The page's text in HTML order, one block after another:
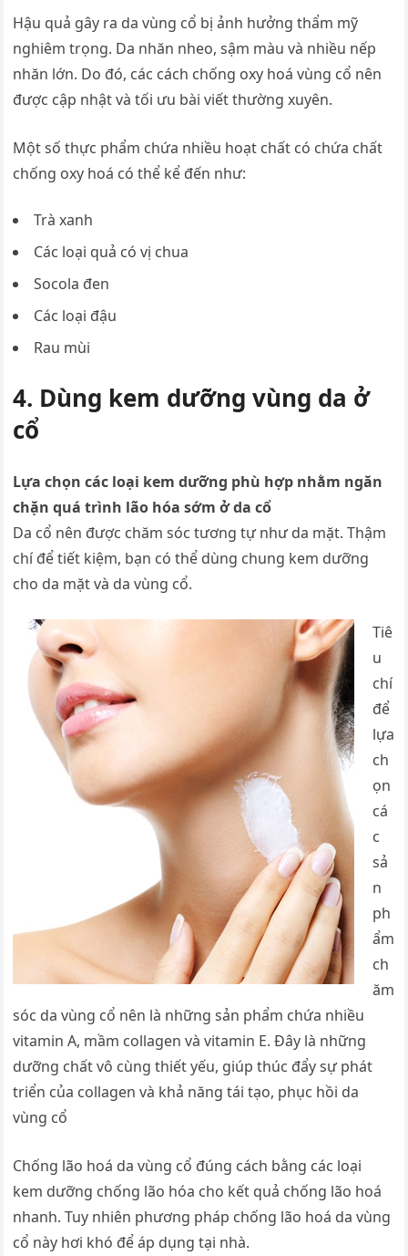
Hậu quả gây ra da vùng cổ bị ảnh hưởng thẩm mỹ
nghiêm trọng. Da nhăn nheo, sậm màu và nhiều nếp
nhăn lớn. Do đó, các cách chống oxy hoá vùng cổ nên
được cập nhật và tối ưu bài viết thường xuyên.
Một số thực phẩm chứa nhiều hoạt chất có chứa chất
chống oxy hoá có thể kể đến như:
Trà xanh
Các loại quả có vị chua
Socola đen
Các loại đậu
Rau mùi
4. Dùng kem dưỡng vùng da ở
cổ
Lựa chọn các loại kem dưỡng phù hợp nhằm ngăn
chặn quá trình lão hóa sớm ở da cổ
Da cổ nên được chăm sóc tương tự như da mặt. Thậm
chí để tiết kiệm, bạn có thể dùng chung kem dưỡng
cho da mặt và da vùng cổ.
Tiê
u
chí
để
lựa
ch
ọn
cá
c
sả
n
ph
ẩm
ch
ăm
sóc da vùng cổ nên là những sản phẩm chứa nhiều
vitamin A, mầm collagen và vitamin E. Đây là những
dưỡng chất vô cùng thiết yếu, giúp thúc đẩy sự phát
triển của collagen và khả năng tái tạo, phục hồi da
vùng cổ
Chống lão hoá da vùng cổ đúng cách bằng các loại
kem dưỡng chống lão hóa cho kết quả chống lão hoá
nhanh. Tuy nhiên phương pháp chống lão hoá da vùng
cổ này hơi khó để áp dụng tại nhà.